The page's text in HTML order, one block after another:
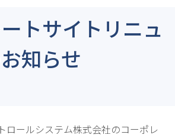
トサイトリニュ
知らせ
ロールシステム株式会社のコーポレ